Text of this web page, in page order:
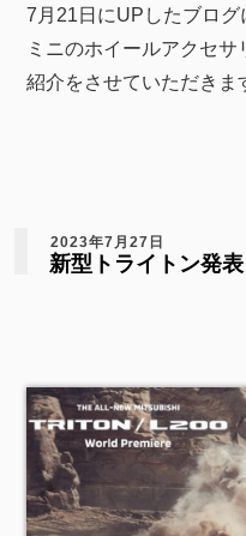
7月21日にUPしたブロ
ミニのホイールアクセ
紹介をさせていただきま
2023年7月27日
新型トライトン発表